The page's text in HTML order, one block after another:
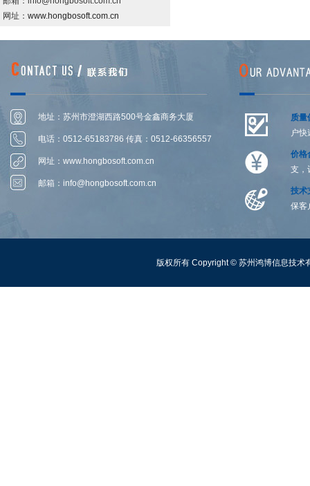
网址： www.hongbosoft.com.cn
地址：苏州市澄湖西路500号金鑫商务大厦
1306-1314室
电话：0512-65183786 传真：0512-66356557
网址： www.hongbosoft.com.cn
邮箱： info@hongbosoft.com.cn
质量
户
价格
支，
技术
保客
版权所有 Copyright © 苏州鸿博信息技术